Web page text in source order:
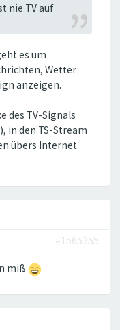
nie TV auf
es um
Wetter
anzeigen.
des TV-Signals
in den TS-Stream
übers Internet
#1565355
miß